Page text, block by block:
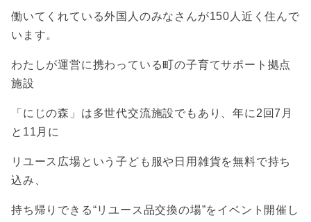
働いてくれている外国人のみなさんが150人近く住んで
います。
わたしが運営に携わっている町の子育てサポート拠点
施設
「にじの森」は多世代交流施設でもあり、年に2回7月
と11月に
リユース広場という子ども服や日用雑貨を無料で持ち
込み、
持ち帰りできる“リユース品交換の場”をイベント開催し